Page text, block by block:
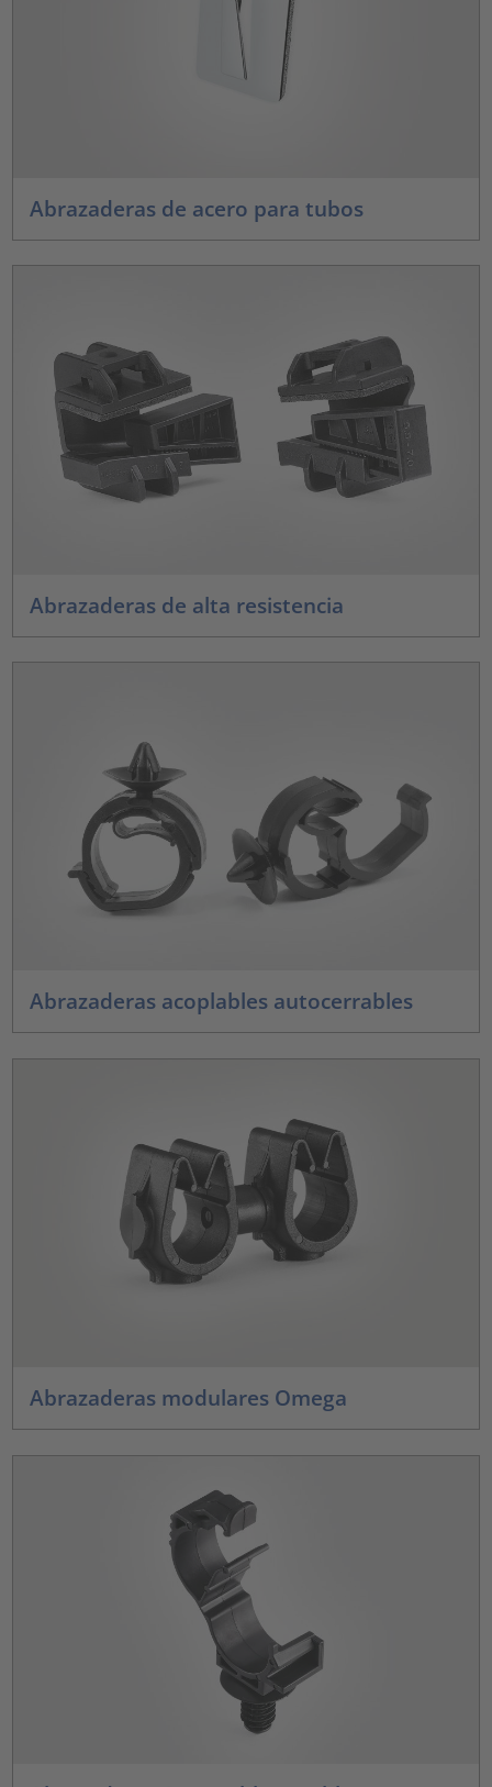
Abrazaderas de acero para tubos
Abrazaderas de alta resistencia
Abrazaderas acoplables autocerrables
Abrazaderas modulares Omega